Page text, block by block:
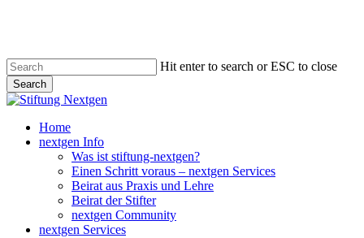
content
Hit enter to search or ESC to close
Search
Close
search
Menu
Home
nextgen Info
Was ist stiftung-nextgen?
Einen Schritt voraus – nextgen Services
Beirat aus Praxis und Lehre
Beirat der Stifter
nextgen Community
nextgen Services